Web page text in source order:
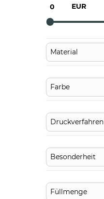
EUR
Material
Farbe
Druckverfahren
Besonderheit
Füllmenge